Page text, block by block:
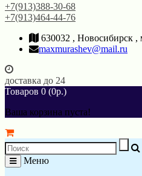
+7(913)388-30-68
+7(913)464-44-76
630032 , Новосибирск ,
maxmurashev@mail.ru
доставка до 24
Товаров 0 (0р.)
Ваша корзина пуста!
Меню